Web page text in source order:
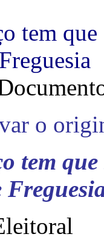
tem
o
tem